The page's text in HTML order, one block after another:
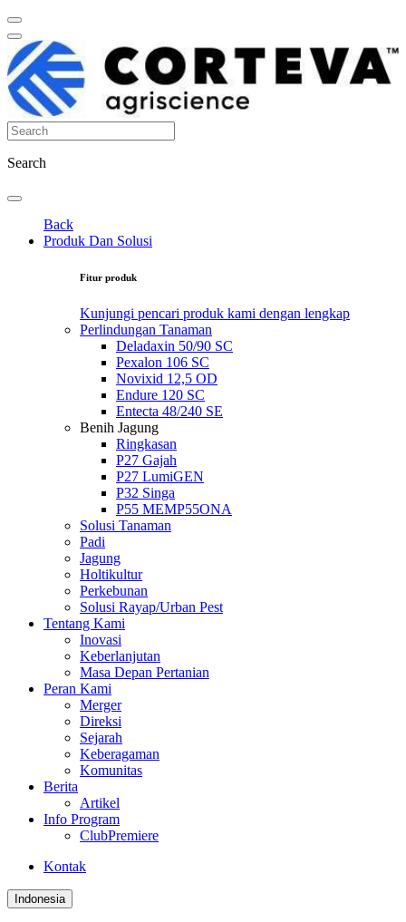
Search
Back
Produk Dan Solusi
Fitur produk
Kunjungi pencari produk kami dengan lengkap
Perlindungan Tanaman
Deladaxin 50/90 SC
Pexalon 106 SC
Novixid 12,5 OD
Endure 120 SC
Entecta 48/240 SE
Benih Jagung
Ringkasan
P27 Gajah
P27 LumiGEN
P32 Singa
P55 MEMP55ONA
Solusi Tanaman
Padi
Jagung
Holtikultur
Perkebunan
Solusi Rayap/Urban Pest
Tentang Kami
Inovasi
Keberlanjutan
Masa Depan Pertanian
Peran Kami
Merger
Direksi
Sejarah
Keberagaman
Komunitas
Berita
Artikel
Info Program
ClubPremiere
Kontak
Indonesia